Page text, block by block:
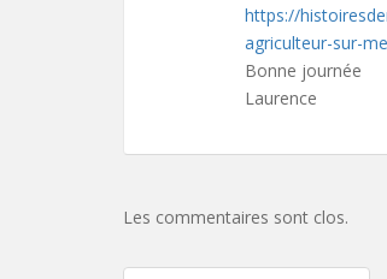
https://
agriculteur-sur-
Bonne journée
Laurence
Les commentaires sont clos.